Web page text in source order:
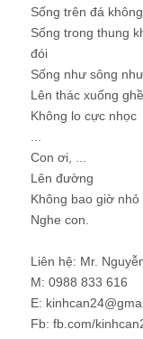
Sống trên đá
Sống trong thung
đói
Sống như sông
Lên thác xuống
Không lo cực nhọc
Con ơi, ...
Lên đường
Không bao giờ
Nghe con.
Liên hệ: Mr.
M: 0988 833 616
E:
Fb: fb.com/